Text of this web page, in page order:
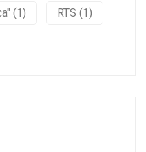
(1) RTS (1)